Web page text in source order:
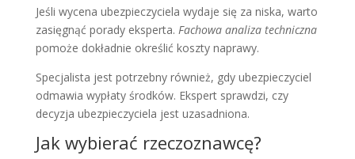
Jeśli wycena ubezpieczyciela wydaje się za niska, warto
zasięgnąć porady eksperta. Fachowa analiza techniczna
pomoże dokładnie określić koszty naprawy.
Specjalista jest potrzebny również, gdy ubezpieczyciel
odmawia wypłaty środków. Ekspert sprawdzi, czy
decyzja ubezpieczyciela jest uzasadniona.
Jak wybierać rzeczoznawcę?